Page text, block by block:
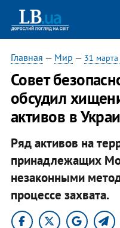
Главная — Мир — 31
Совет
обсудил
активов в
Ряд активов на
принадлежащих
незаконными
процессе захвата.